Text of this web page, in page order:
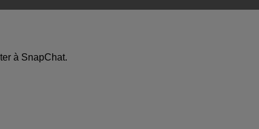
à SnapChat.